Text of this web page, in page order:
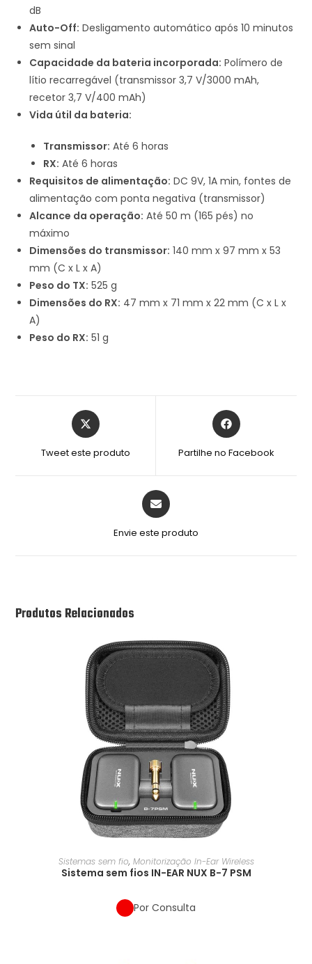
dB
Auto-Off: Desligamento automático após 10 minutos
sem sinal
Capacidade da bateria incorporada: Polímero de
lítio recarregável (transmissor 3,7 V/3000 mAh,
recetor 3,7 V/400 mAh)
Vida útil da bateria:
Transmissor: Até 6 horas
RX: Até 6 horas
Requisitos de alimentação: DC 9V, 1A min, fontes de
alimentação com ponta negativa (transmissor)
Alcance da operação: Até 50 m (165 pés) no
máximo
Dimensões do transmissor: 140 mm x 97 mm x 53
mm (C x L x A)
Peso do TX: 525 g
Dimensões do RX: 47 mm x 71 mm x 22 mm (C x L x
A)
Peso do RX: 51 g
Tweet este produto Partilhe no Facebook
Envie este produto
Produtos Relacionados
Sistemas sem fio, Monitorização In-Ear Wireless
Sistema sem fios IN-EAR NUX B-7 PSM
Por Consulta